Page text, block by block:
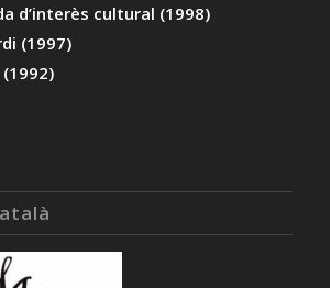
d’interès cultural (1998)
(1997)